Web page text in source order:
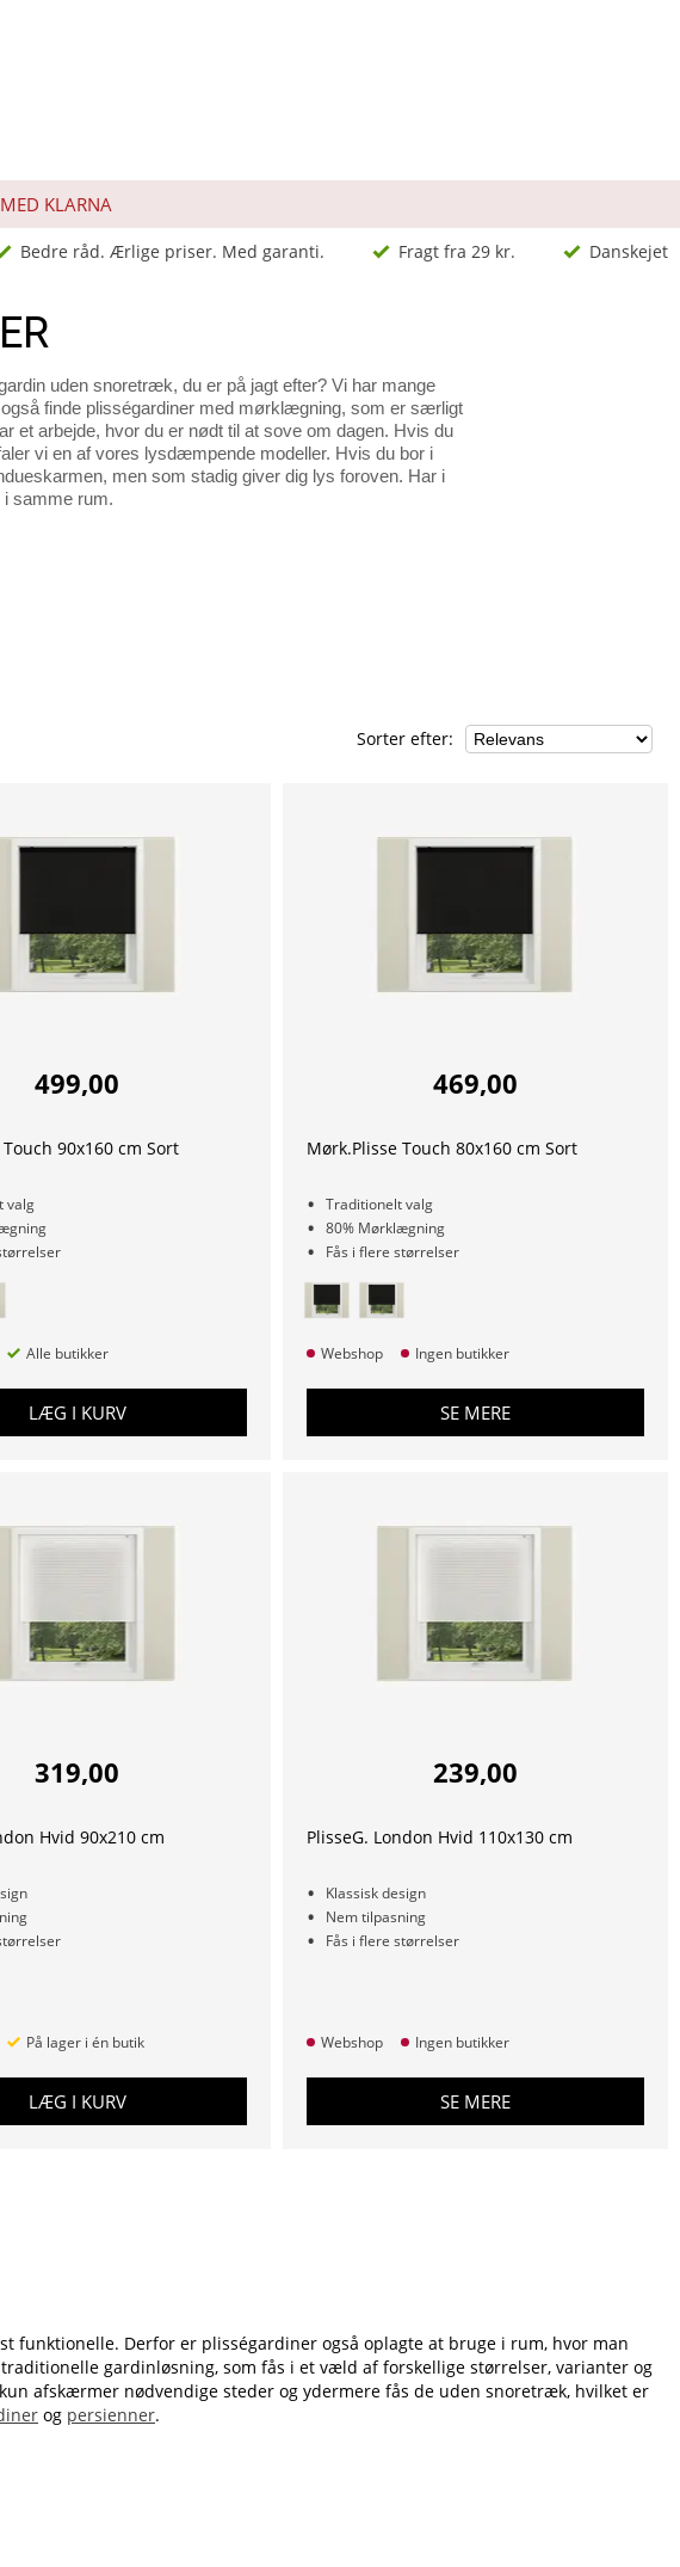
KLARNA
Bedre råd. Ærlige priser. Med garanti. Fragt fra 29 kr. Danskejet
uden snoretræk, du er på jagt efter? Vi har mange
finde plisségardiner med mørklægning, som er særligt
et arbejde, hvor du er nødt til at sove om dagen. Hvis du
vi en af vores lysdæmpende modeller. Hvis du bor i
men som stadig giver dig lys foroven. Har i
i samme rum.
Sorter efter:
499,00
90x160 cm Sort
valg
Alle butikker
LÆG I KURV
469,00
Mørk.Plisse Touch 80x160 cm Sort
Traditionelt valg
80% Mørklægning
Fås i flere størrelser
Webshop Ingen butikker
SE MERE
319,00
Hvid 90x210 cm
På lager i én butik
LÆG I KURV
239,00
PlisseG. London Hvid 110x130 cm
Klassisk design
Nem tilpasning
Fås i flere størrelser
Webshop Ingen butikker
SE MERE
funktionelle. Derfor er plisségardiner også oplagte at bruge i rum, hvor man
gardinløsning, som fås i et væld af forskellige størrelser, varianter og
afskærmer nødvendige steder og ydermere fås de uden snoretræk, hvilket er
og persienner.